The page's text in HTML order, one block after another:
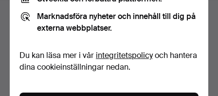
Sidfotsnavigation
Hjälp och kontakt
Kontakta support
Betalningsalternativ
Vi skickar med
Marknadsföra nyheter och innehåll till dig på
externa webbplatser.
Du kan läsa mer i vår integritetspolicyoch hantera
dina cookieinställningar nedan.